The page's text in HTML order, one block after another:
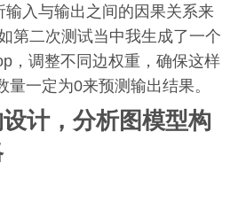
输入与输出之间的因果关系来
第二次测试当中我生成了一个
，调整不同边权重，确保这样
一定为0来预测输出结果。
计，分析图模型构